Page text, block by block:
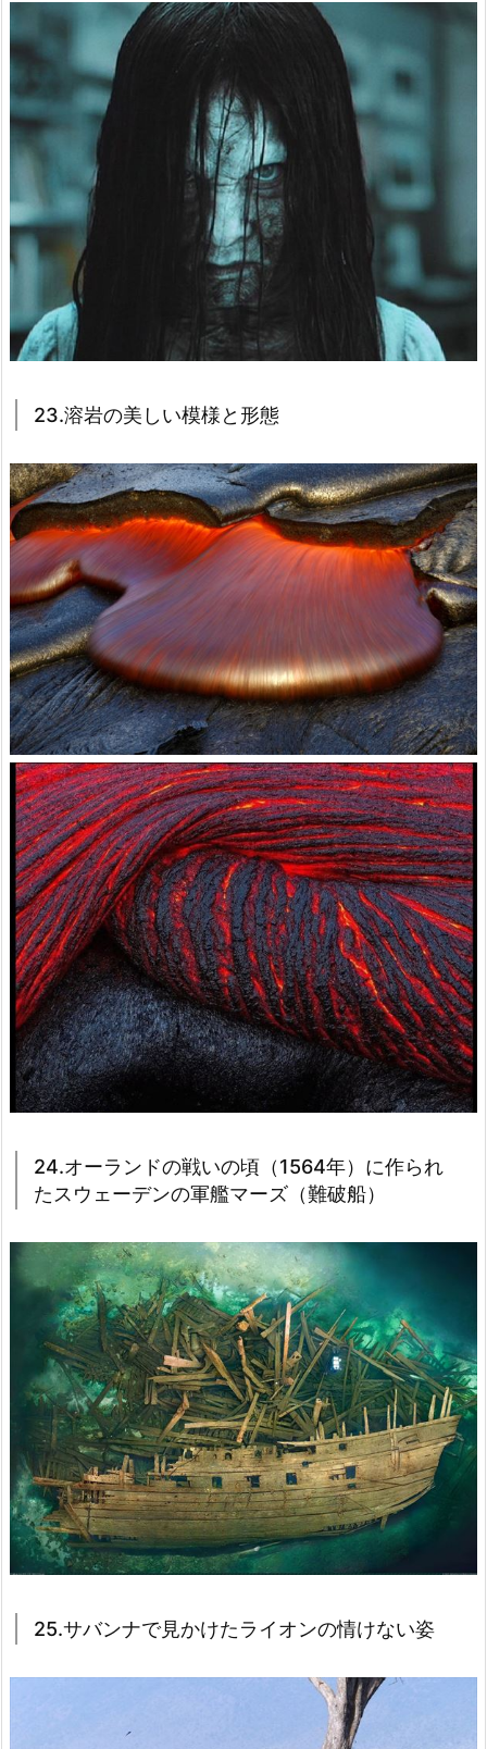
23.溶岩の美しい模様と形態
24.オーランドの戦いの頃（1564年）に作られ
たスウェーデンの軍艦マーズ（難破船）
25.サバンナで見かけたライオンの情けない姿